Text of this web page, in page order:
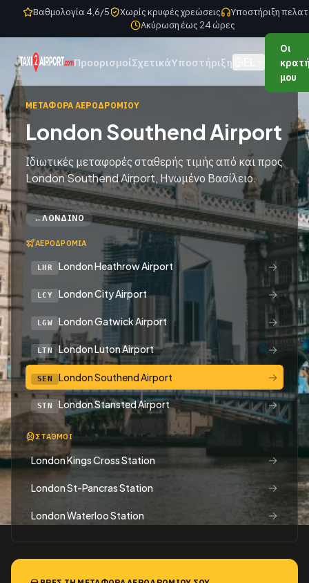
Skip to content
Βαθμολογία 4,6/5 Χωρίς κρυφές χρεώσεις
Υποστήριξη
Ακύρωση έως 24 ώρες
ΠροορισμοίΣχετικάΥποστήριξη
Οι
μου
ΜΕΤΑΦΟΡΆ ΑΕΡΟΔΡΟΜΊΟΥ
London Southend Airport
Ιδιωτικές μεταφορές σταθερής τιμής από και προς
London Southend Airport, Ηνωμένο Βασίλειο.
←ΛΟΝΔΊΝΟ
ΑΕΡΟΔΡΌΜΙΑ
LHR London Heathrow Airport →
LCY London City Airport →
LGW London Gatwick Airport →
LTN London Luton Airport →
SEN London Southend Airport →
STN London Stansted Airport →
ΣΤΑΘΜΟΊ
London Kings Cross Station →
London St-Pancras Station →
London Waterloo Station →